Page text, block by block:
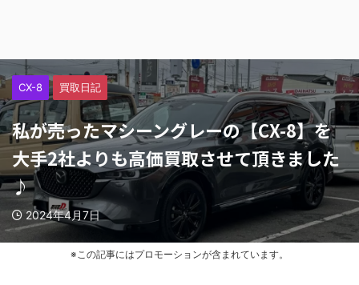
CX-8 買取日記
私が売ったマシーングレーの【CX-8】を
大手2社よりも高価買取させて頂きました
♪
2024年4月7日
※この記事にはプロモーションが含まれています。